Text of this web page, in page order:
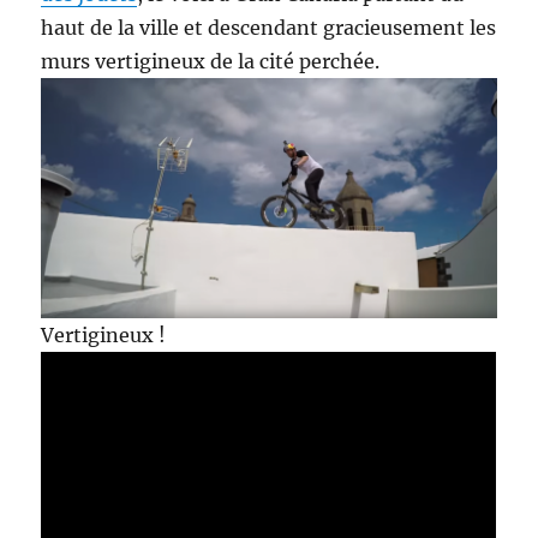
haut de la ville et descendant gracieusement les
murs vertigineux de la cité perchée.
Vertigineux !